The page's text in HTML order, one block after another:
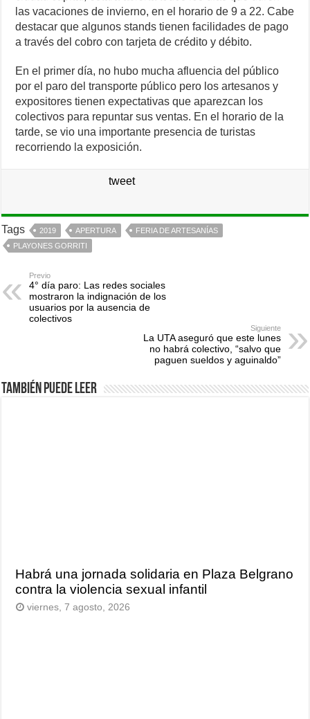
k
las vacaciones de invierno, en el horario de 9 a 22. Cabe
destacar que algunos stands tienen facilidades de pago
a través del cobro con tarjeta de crédito y débito.
En el primer día, no hubo mucha afluencia del público
por el paro del transporte público pero los artesanos y
expositores tienen expectativas que aparezcan los
colectivos para repuntar sus ventas. En el horario de la
tarde, se vio una importante presencia de turistas
recorriendo la exposición.
tweet
Tags 2019 APERTURA
FERIA DE ARTESANÍAS
PLAYONES GORRITI
Previo
4° día paro: Las redes sociales
mostraron la indignación de los
usuarios por la ausencia de
colectivos
Siguiente
La UTA aseguró que este lunes
no habrá colectivo, “salvo que
paguen sueldos y aguinaldo”
También puede leer
Habrá una jornada solidaria en Plaza Belgrano
contra la violencia sexual infantil
viernes, 7 agosto, 2026